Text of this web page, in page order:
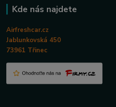
Kde nás najdete
Airfreshcar.cz
Jablunkovská 450
73961 Třinec